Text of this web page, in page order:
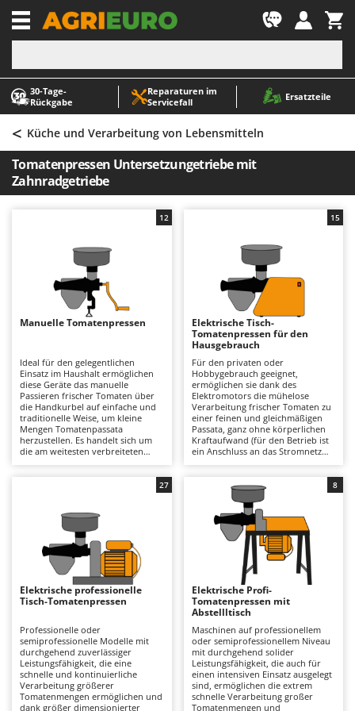
30‑Tage-
Rückgabe
Reparaturen im
Servicefall
Ersatzteile
-1
A
Abbeermaschinen - Traubenmühlen
Abfüllgeräte
Akku Gartenscheren
Akku Gras- und Strauchscheren
Allzwecktransporter - Motorschubkarren
Alu-Teleskopleitern
Anbaubagger Heckbagger für Traktoren
Arbeitsschutzkleidung
Aschesauger
Astkettensägen - Hochentaster
Astscheren
Atemschutzgeräte
Aufroller für Olivennetze
Aufschnittmaschinen
Äxte - Beile und Spalthammer
Balkenmäher
Bandsägen
Batterieladegeräte - Starthilfegeräte
Baum- und Astscheren - manuell
Baumscheren - pneumatisch
Baumstumpffräsen
Bindezangen - elektrisch
Bodenfräsen für Traktor
A
ABAC
AgriEuro Premium
AgriEuro TOP-LINE
AGT
AL-KO
ALA 2000
Alce
Alpina
Ambrogio Robot
Annovi Reverberi
ANTHBOT
Archman
Argo
Ariete
Artus
Attila
Ausonia
Awelco
B
Baesso
Bahco
< Küche und Verarbeitung von Lebensmitteln
Tomatenpressen Untersetzungetriebe mit
Zahnradgetriebe
Manuelle Tomatenpressen
Ideal für den gelegentlichen
Einsatz im Haushalt ermöglichen
diese Geräte das manuelle
Passieren frischer Tomaten über
die Handkurbel auf einfache und
traditionelle Weise, um kleine
Mengen Tomatenpassata
herzustellen. Es handelt sich um
die am weitesten verbreiteten
werden und dennoch Schalen und
elektrischen
Tomatenpassiermaschinen sind sie
preisgünstiger und bieten dank
des kabellosen Betriebs eine
uneingeschränkte
Bewegungsfreiheit. Allerdings
arbeiten sie langsamer und
erfordern einen höheren
Kraftaufwand des Anwenders.
einfacher reinigen und eignen sich
daher besonders für eine
gelegentliche Verarbeitung. Um
ihre Leistungsfähigkeit langfristig
zu erhalten, genügt es, Sieb,
Einfülltrichter und
Förderschnecke unmittelbar nach
dem Gebrauch abzuspülen, damit
12
Elektrische Tisch-
Tomatenpressen für den
Hausgebrauch
Für den privaten oder
Hobbygebrauch geeignet,
ermöglichen sie dank des
Elektromotors die mühelose
Verarbeitung frischer Tomaten zu
einer feinen und gleichmäßigen
Passata, ganz ohne körperlichen
Kraftaufwand (für den Betrieb ist
ein Anschluss an das Stromnetz
mittelgroße bis kleinere Mengen
frischer Tomaten mit guter
Betriebs­kontinuität, dank
großzügiger Einfülltrichter und
einer stündlichen Leistung, die
den Anforderungen des
Familiengebrauchs entspricht. Der
Verarbeitungsprozess ist schnell
und gleichmäßig, mit einer
wirksamen Trennung von Schalen
und Kernen. Im Vergleich zu
manuellen Modellen bieten sie
mehr Schnelligkeit und
Bedienkomfort; gegenüber
professionellen Geräten verfügen
sie über eine geringere Leistung
und eine niedrigere
Produktionskapazität und sind
daher für den gelegentlichen
Einsatz konzipiert. Nach jedem
Einsatz ist es wichtig, Filter,
15
Elektrische professionelle
Tisch-Tomatenpressen
Professionelle oder
semiprofessionelle Modelle mit
durchgehend zuverlässiger
Leistungsfähigkeit, die eine
schnelle und kontinuierliche
Verarbeitung größerer
Tomatenmengen ermöglichen und
dank größer dimensionierter
27
Elektrische Profi-
Tomatenpressen mit
Abstellltisch
Maschinen auf professionellem
oder semiprofessionellem Niveau
mit durchgehend solider
Leistungsfähigkeit, die auch für
einen intensiven Einsatz ausgelegt
sind, ermöglichen die extrem
schnelle Verarbeitung großer
Tomatenmengen und
8